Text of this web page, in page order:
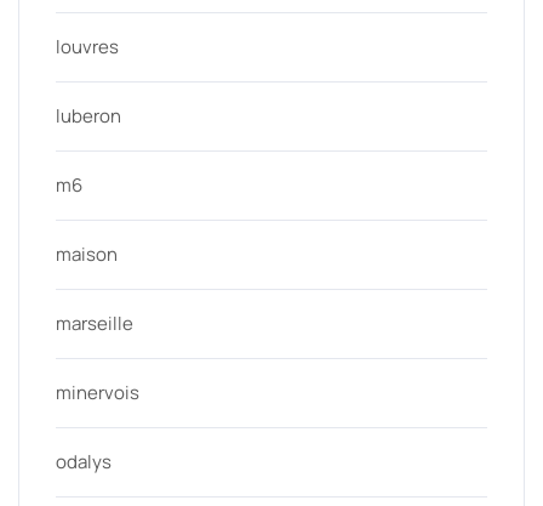
louvres
luberon
m6
maison
marseille
minervois
odalys